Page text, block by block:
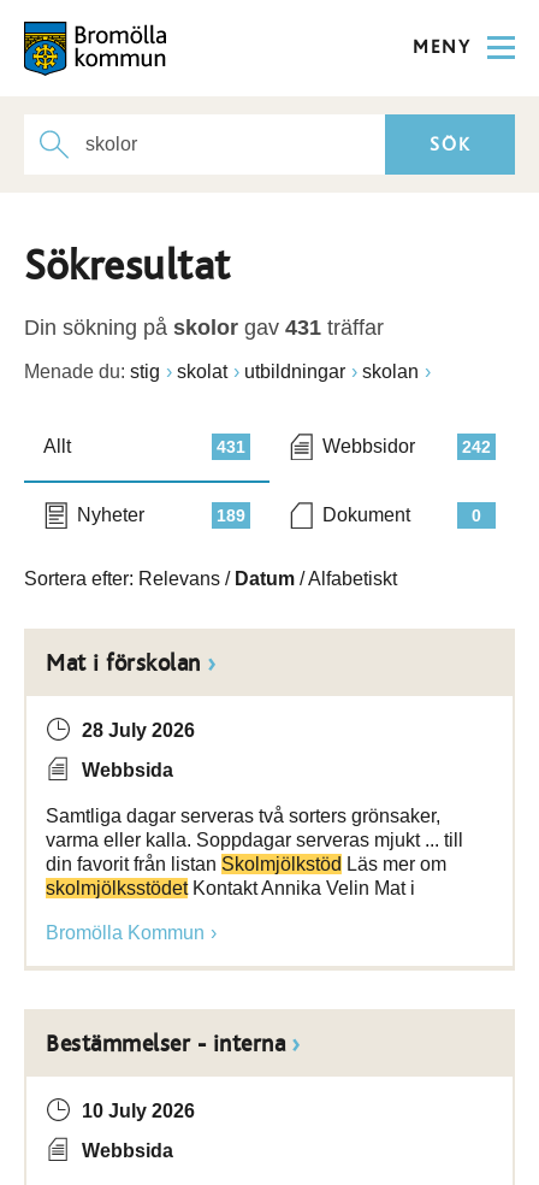
MENY
Sökresultat
Din sökning på skolor gav 431 träffar
Menade du: stig skolat utbildningar skolan
431
Allt 242
Webbsidor
189
Nyheter 0
Dokument
Sortera efter: Relevans / Datum /Alfabetiskt
Mat i förskolan
28 July 2026
Webbsida
Samtliga dagar serveras två sorters grönsaker,
varma eller kalla. Soppdagar serveras mjukt ... till
din favorit från listan Skolmjölkstöd Läs mer om
skolmjölksstödetKontakt Annika Velin Mat i
Bromölla Kommun
Bestämmelser - interna
10 July 2026
Webbsida